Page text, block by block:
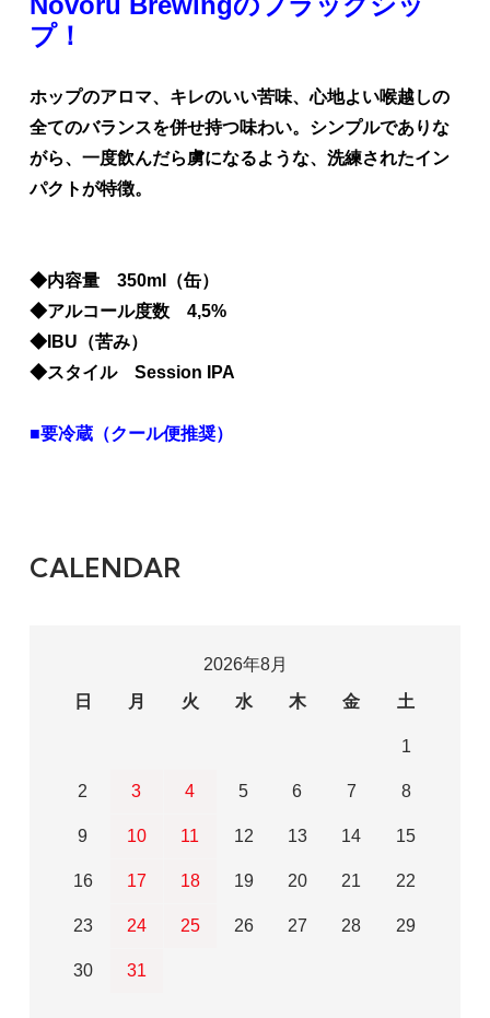
プ！
ホップのアロマ、キレのいい苦味、心地よい喉越しの
全てのバランスを併せ持つ味わい。シンプルでありな
がら、一度飲んだら虜になるような、洗練されたイン
パクトが特徴。
◆内容量 350ml（缶）
◆アルコール度数 4,5%
◆IBU（苦み）
◆スタイル Session IPA
■要冷蔵（クール便推奨）
CALENDAR
2026年8月
日
月 火 水 木 金 土
1
2 3 4 5 6 7 8
9 10 11 12 13 14 15
16 17 18 19 20 21 22
23 24 25 26 27 28 29
30 31